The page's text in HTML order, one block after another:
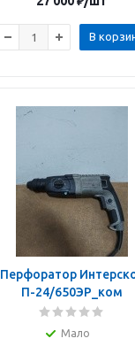
В
Перфоратор
П-24/650ЭР_ком
Мало